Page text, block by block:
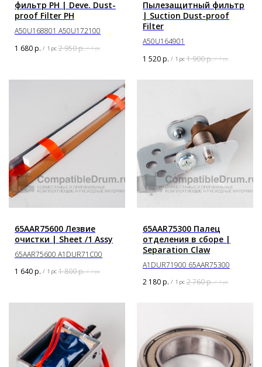
фильтр PH | Deve. Dust-
proof Filter PH
A50U168801 A50U172100
1 680р. / 1 pc 2 950р. / 1 pc
Пылезащитный фильтр
| Suction Dust-proof
Filter
A50U164901
1 520р. / 1 pc 1 900р. / 1 pc
65AAR75600 Лезвие
очистки | Sheet /1 Assy
65AAR75600 A1DUR71C00
1 640р. / 1 pc 1 800р. / 1 pc
65AAR75300 Палец
отделения в сборе |
Separation Claw
A1DUR71900 65AAR75300
2 180р. / 1 pc 2 760р. / 1 pc